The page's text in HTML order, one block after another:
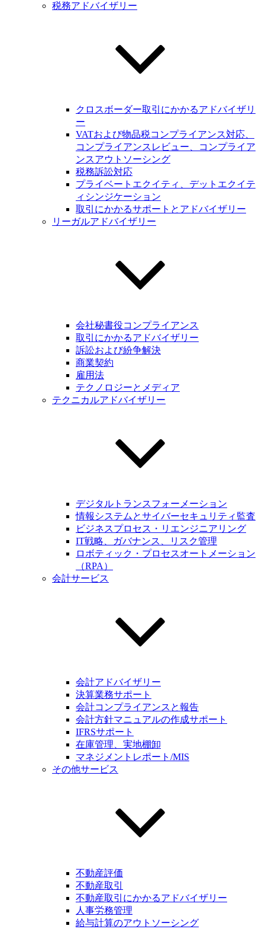
税務アドバイザリー
クロスボーダー取引にかかるアドバイザリ
ー
VATおよび物品税コンプライアンス対応、
コンプライアンスレビュー、コンプライア
ンスアウトソーシング
税務訴訟対応
プライベートエクイティ、デットエクイテ
ィシンジケーション
取引にかかるサポートとアドバイザリー
リーガルアドバイザリー
会社秘書役コンプライアンス
取引にかかるアドバイザリー
訴訟および紛争解決
商業契約
雇用法
テクノロジーとメディア
テクニカルアドバイザリー
デジタルトランスフォーメーション
情報システムとサイバーセキュリティ監査
ビジネスプロセス・リエンジニアリング
IT戦略、ガバナンス、リスク管理
ロボティック・プロセスオートメーション
（RPA）
会計サービス
会計アドバイザリー
決算業務サポート
会計コンプライアンスと報告
会計方針マニュアルの作成サポート
IFRSサポート
在庫管理、実地棚卸
マネジメントレポート/MIS
その他サービス
不動産評価
不動産取引
不動産取引にかかるアドバイザリー
人事労務管理
給与計算のアウトソーシング